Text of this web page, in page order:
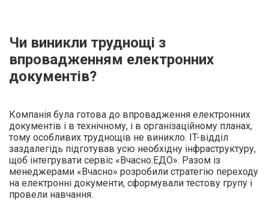
Чи виникли труднощі з
впровадженням електронних
документів?
Компанія була готова до впровадження електронних
документів і в технічному, і в організаційному планах,
тому особливих труднощів не виникло. IT-відділ
заздалегідь підготував усю необхідну інфраструктуру,
щоб інтегрувати сервіс «Вчасно.ЕДО». Разом із
менеджерами «Вчасно» розробили стратегію переходу
на електронні документи, сформували тестову групу і
провели навчання.